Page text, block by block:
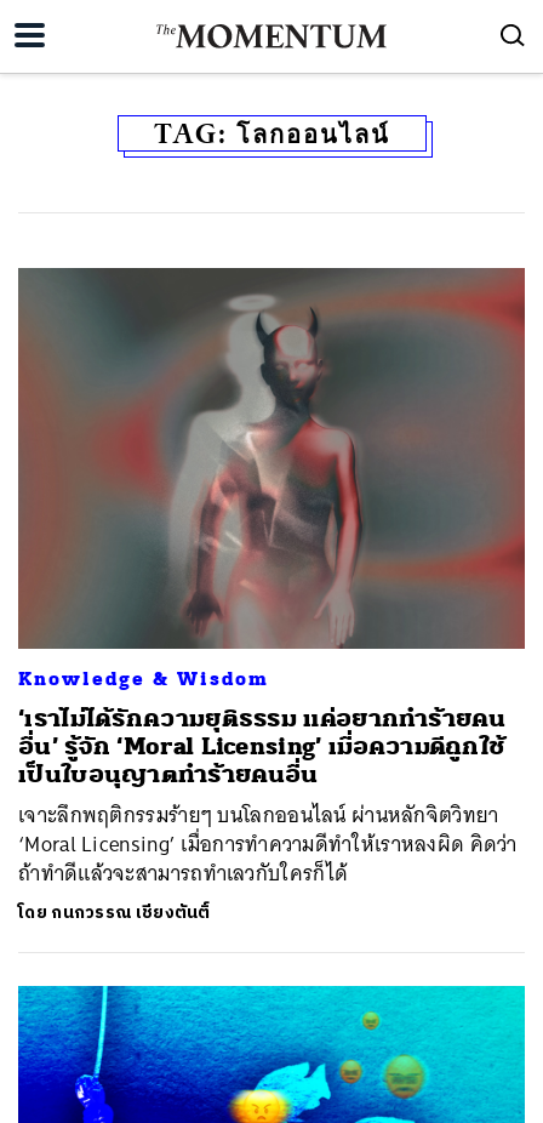
TAG: โลกออนไลน์
Knowledge & Wisdom
‘เราไม่ได้รักความยุติธรรม แค่อยากทำร้ายคน
อื่น’ รู้จัก ‘Moral Licensing’ เมื่อความดีถูกใช้
เป็นใบอนุญาตทำร้ายคนอื่น
เจาะลึกพฤติกรรมร้ายๆ บนโลกออนไลน์ ผ่านหลักจิตวิทยา
‘Moral Licensing’ เมื่อการทำความดีทำให้เราหลงผิด คิดว่า
ถ้าทำดีแล้วจะสามารถทำเลวกับใครก็ได้
โดย กนกวรรณ เชียงตันติ์